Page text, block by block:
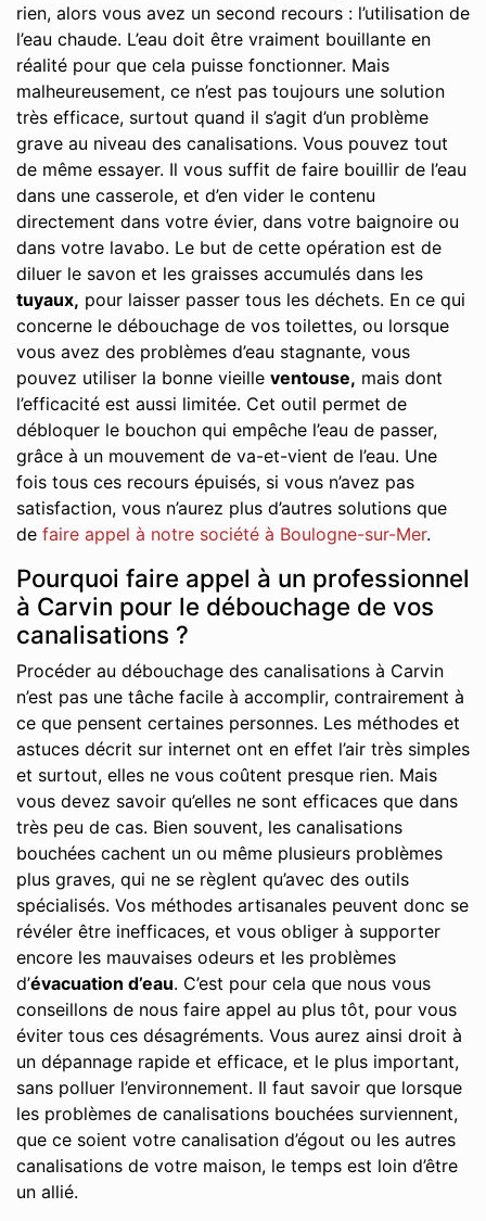
rien, alors vous avez un second recours : l’utilisation de
l’eau chaude. L’eau doit être vraiment bouillante en
réalité pour que cela puisse fonctionner. Mais
malheureusement, ce n’est pas toujours une solution
très efficace, surtout quand il s’agit d’un problème
grave au niveau des canalisations. Vous pouvez tout
de même essayer. Il vous suffit de faire bouillir de l’eau
dans une casserole, et d’en vider le contenu
directement dans votre évier, dans votre baignoire ou
dans votre lavabo. Le but de cette opération est de
diluer le savon et les graisses accumulés dans les
tuyaux, pour laisser passer tous les déchets. En ce qui
concerne le débouchage de vos toilettes, ou lorsque
vous avez des problèmes d’eau stagnante, vous
pouvez utiliser la bonne vieille ventouse, mais dont
l’efficacité est aussi limitée. Cet outil permet de
débloquer le bouchon qui empêche l’eau de passer,
grâce à un mouvement de va-et-vient de l’eau. Une
fois tous ces recours épuisés, si vous n’avez pas
satisfaction, vous n’aurez plus d’autres solutions que
de faire appel à notre société à Boulogne-sur-Mer.
Pourquoi faire appel à un professionnel
à Carvin pour le débouchage de vos
canalisations ?
Procéder au débouchage des canalisations à Carvin
n’est pas une tâche facile à accomplir, contrairement à
ce que pensent certaines personnes. Les méthodes et
astuces décrit sur internet ont en effet l’air très simples
et surtout, elles ne vous coûtent presque rien. Mais
vous devez savoir qu’elles ne sont efficaces que dans
très peu de cas. Bien souvent, les canalisations
bouchées cachent un ou même plusieurs problèmes
plus graves, qui ne se règlent qu’avec des outils
spécialisés. Vos méthodes artisanales peuvent donc se
révéler être inefficaces, et vous obliger à supporter
encore les mauvaises odeurs et les problèmes
d’évacuation d’eau. C’est pour cela que nous vous
conseillons de nous faire appel au plus tôt, pour vous
éviter tous ces désagréments. Vous aurez ainsi droit à
un dépannage rapide et efficace, et le plus important,
sans polluer l’environnement. Il faut savoir que lorsque
les problèmes de canalisations bouchées surviennent,
que ce soient votre canalisation d’égout ou les autres
canalisations de votre maison, le temps est loin d’être
un allié.